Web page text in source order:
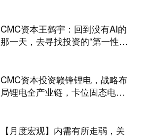
CMC资本王鹤宇：回到没有AI的
那一天，去寻找投资的“第一性原
CMC资本投资赣锋锂电，战略布
局锂电全产业链，卡位固态电池
【月度宏观】内需有所走弱，关